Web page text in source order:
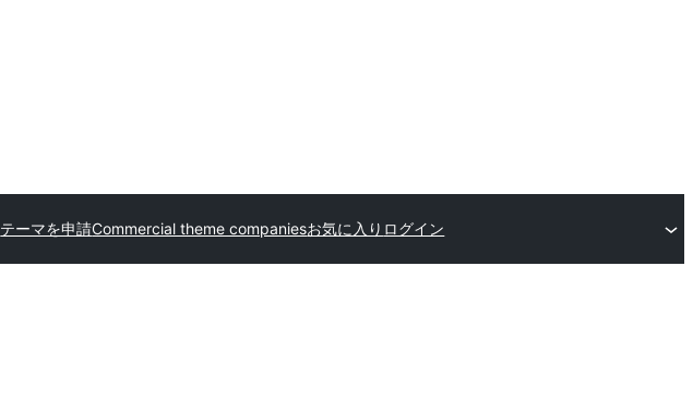
テーマを申請Commercial theme companiesお気に入り ログイン